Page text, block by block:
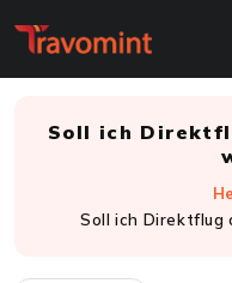
Soll ich
Soll ich Direktflug